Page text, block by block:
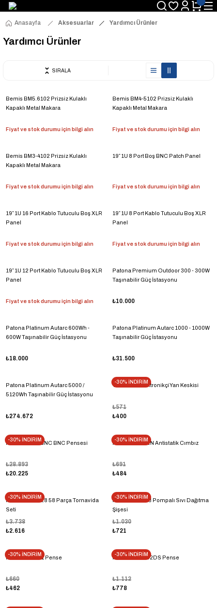
Anasayfa Aksesuarlar Yardımcı Ürünler
Yardımcı Ürünler
SIRALA
Bemis BM5.6102 Prizsiz Kulaklı
Kapaklı Metal Makara
Fiyat ve stok durumu için bilgi alın
Bemis BM4-5102 Prizsiz Kulaklı
Kapaklı Metal Makara
Fiyat ve stok durumu için bilgi alın
Bemis BM3-4102 Prizsiz Kulaklı
Kapaklı Metal Makara
Fiyat ve stok durumu için bilgi alın
19″ 1U 8 Port Boş BNC Patch Panel
Fiyat ve stok durumu için bilgi alın
19″ 1U 16 Port Kablo Tutuculu Boş XLR
Panel
Fiyat ve stok durumu için bilgi alın
19″ 1U 8 Port Kablo Tutuculu Boş XLR
Panel
Fiyat ve stok durumu için bilgi alın
19″ 1U 12 Port Kablo Tutuculu Boş XLR
Panel
Fiyat ve stok durumu için bilgi alın
Patona Premium Outdoor 300 - 300W
Taşınabilir Güç İstasyonu
₺10.000
Patona Platinum Autarc 600Wh -
600W Taşınabilir Güç İstasyonu
₺18.000
Patona Platinum Autarc 1000 - 1000W
Taşınabilir Güç İstasyonu
₺31.500
Patona Platinum Autarc 5000 /
5120Wh Taşınabilir Güç İstasyonu
₺274.672
-30% İNDİRİM
Yth SP-22 Elektronikçi Yan Keskisi
₺400
₺571
-30% İNDİRİM
Neutrik HX-R-BNC BNC Pensesi
₺20.225
₺28.893
-30% İNDİRİM
Proskit TZ-202N Antistatik Cımbız
₺484
₺691
-30% İNDİRİM
Proskıt Sd-9828 58 Parça Tornavida
Seti
₺2.616
₺3.738
-30% İNDİRİM
Proskit MS-008 Pompalı Sıvı Dağıtma
Şişesi
₺721
₺1.030
-30% İNDİRİM
Proskit PM-731 Pense
₺462
₺660
-30% İNDİRİM
Proskit 1PK-052DS Pense
₺778
₺1.112